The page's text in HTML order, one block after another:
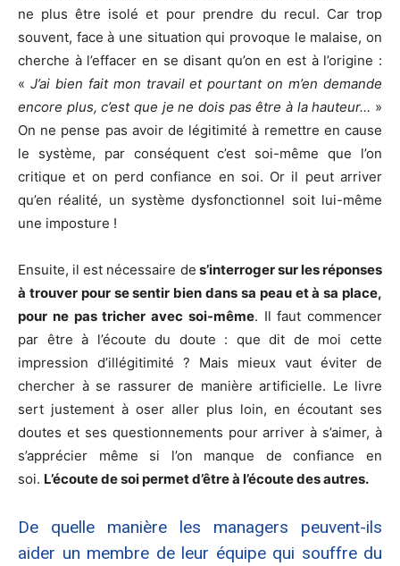
ne plus être isolé et pour prendre du recul. Car trop
souvent, face à une situation qui provoque le malaise, on
cherche à l’effacer en se disant qu’on en est à l’origine :
« J’ai bien fait mon travail et pourtant on m’en demande
encore plus, c’est que je ne dois pas être à la hauteur… »
On ne pense pas avoir de légitimité à remettre en cause
le système, par conséquent c’est soi-même que l’on
critique et on perd confiance en soi. Or il peut arriver
qu’en réalité, un système dysfonctionnel soit lui-même
une imposture !
Ensuite, il est nécessaire de s’interroger sur les réponses
à trouver pour se sentir bien dans sa peau et à sa place,
pour ne pas tricher avec soi-même. Il faut commencer
par être à l’écoute du doute : que dit de moi cette
impression d’illégitimité ? Mais mieux vaut éviter de
chercher à se rassurer de manière artificielle. Le livre
sert justement à oser aller plus loin, en écoutant ses
doutes et ses questionnements pour arriver à s’aimer, à
s’apprécier même si l’on manque de confiance en
soi. L’écoute de soi permet d’être à l’écoute des autres.
De quelle manière les managers peuvent-ils
aider un membre de leur équipe qui souffre du